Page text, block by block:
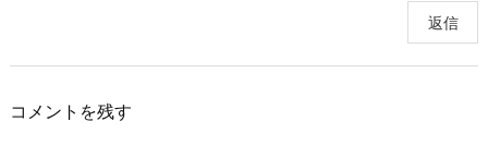
返信
コメントを残す